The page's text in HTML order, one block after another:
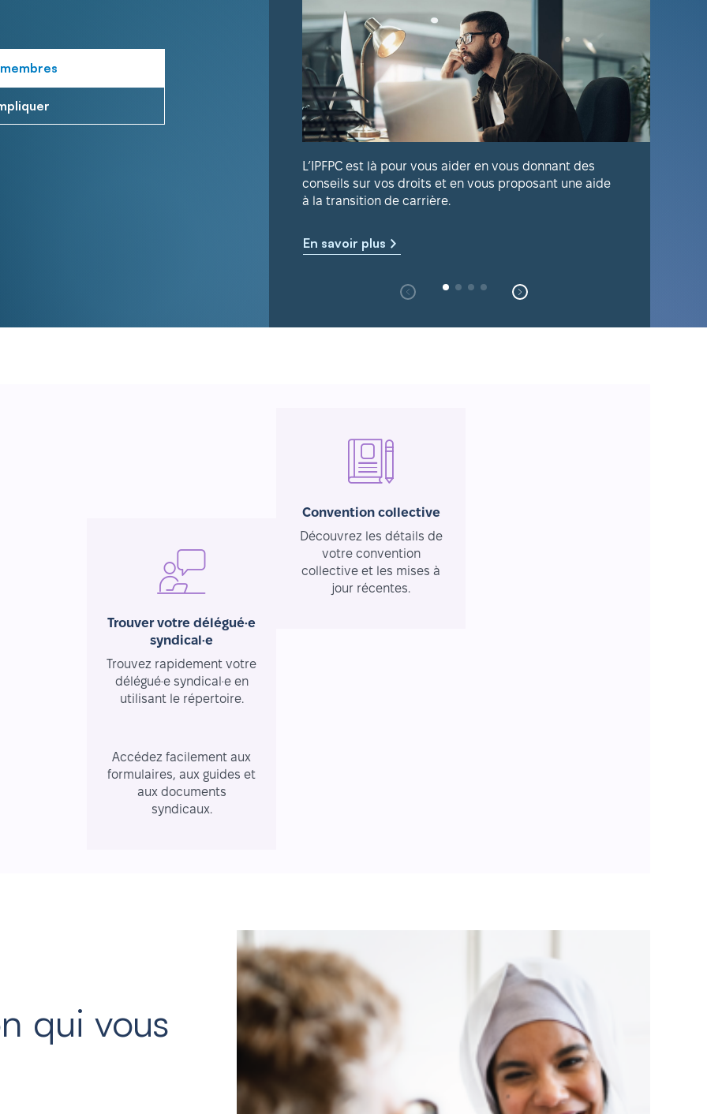
L’IPFPC est là pour vous aider en vous donnant des
conseils sur vos droits et en vous proposant une aide
à la transition de carrière.
En savoir plus
Trouver votre délégué·e
syndical·e
Trouvez rapidement votre
délégué·e syndical·e en
utilisant le répertoire.
Convention collective
Découvrez les détails de
votre convention
collective et les mises à
jour récentes.
Accédez facilement aux
formulaires, aux guides et
aux documents
syndicaux.
qui vous